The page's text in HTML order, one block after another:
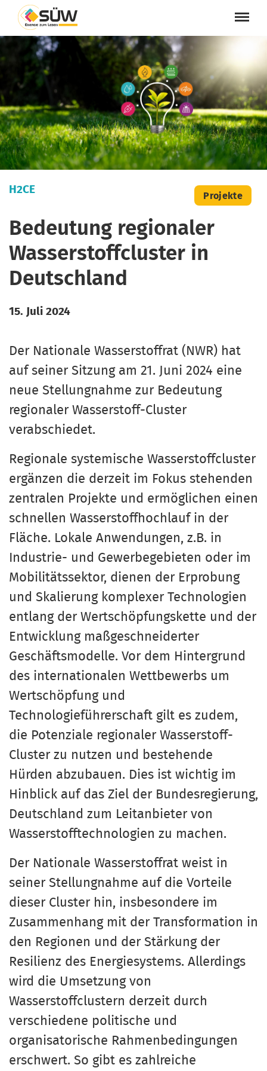
Projekte
H2CE
Bedeutung regionaler
Wasserstoffcluster in
Deutschland
15. Juli 2024
Der Nationale Wasserstoffrat (NWR) hat
auf seiner Sitzung am 21. Juni 2024 eine
neue Stellungnahme zur Bedeutung
regionaler Wasserstoff-Cluster
verabschiedet.
Regionale systemische Wasserstoffcluster
ergänzen die derzeit im Fokus stehenden
zentralen Projekte und ermöglichen einen
schnellen Wasserstoffhochlauf in der
Fläche. Lokale Anwendungen, z.B. in
Industrie- und Gewerbegebieten oder im
Mobilitätssektor, dienen der Erprobung
und Skalierung komplexer Technologien
entlang der Wertschöpfungskette und der
Entwicklung maßgeschneiderter
Geschäftsmodelle. Vor dem Hintergrund
des internationalen Wettbewerbs um
Wertschöpfung und
Technologieführerschaft gilt es zudem,
die Potenziale regionaler Wasserstoff-
Cluster zu nutzen und bestehende
Hürden abzubauen. Dies ist wichtig im
Hinblick auf das Ziel der Bundesregierung,
Deutschland zum Leitanbieter von
Wasserstofftechnologien zu machen.
Der Nationale Wasserstoffrat weist in
seiner Stellungnahme auf die Vorteile
dieser Cluster hin, insbesondere im
Zusammenhang mit der Transformation in
den Regionen und der Stärkung der
Resilienz des Energiesystems. Allerdings
wird die Umsetzung von
Wasserstoffclustern derzeit durch
verschiedene politische und
organisatorische Rahmenbedingungen
erschwert. So gibt es zahlreiche